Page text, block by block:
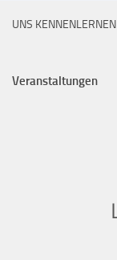
UNS KENNENLERNEN
Veranstaltungen